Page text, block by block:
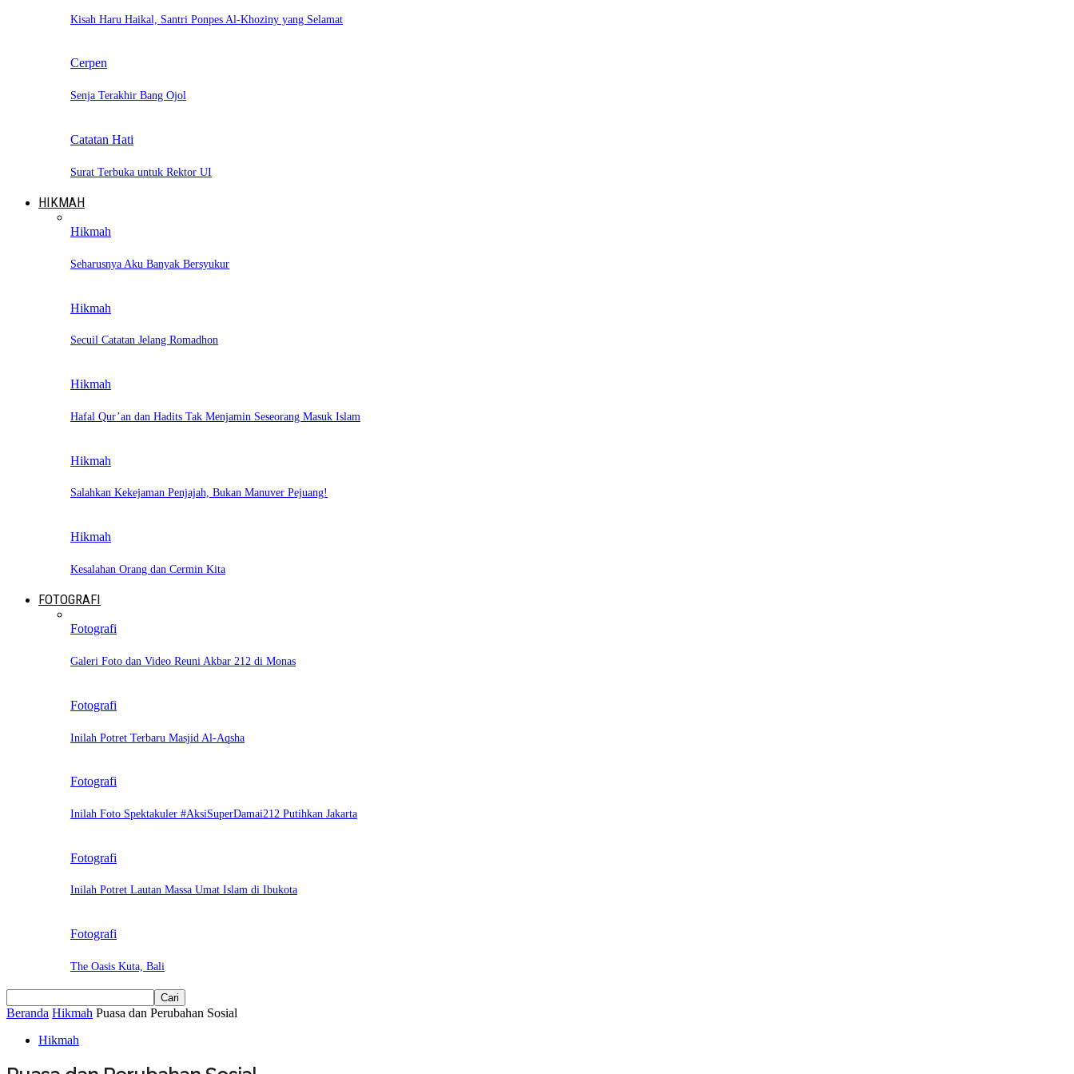
Kisah Haru Haikal, Santri Ponpes Al-Khoziny yang Selamat
Cerpen
Senja Terakhir Bang Ojol
Catatan Hati
Surat Terbuka untuk Rektor UI
HIKMAH
Hikmah
Seharusnya Aku Banyak Bersyukur
Hikmah
Secuil Catatan Jelang Romadhon
Hikmah
Hafal Qur’an dan Hadits Tak Menjamin Seseorang Masuk Islam
Hikmah
Salahkan Kekejaman Penjajah, Bukan Manuver Pejuang!
Hikmah
Kesalahan Orang dan Cermin Kita
FOTOGRAFI
Fotografi
Galeri Foto dan Video Reuni Akbar 212 di Monas
Fotografi
Inilah Potret Terbaru Masjid Al-Aqsha
Fotografi
Inilah Foto Spektakuler #AksiSuperDamai212 Putihkan Jakarta
Fotografi
Inilah Potret Lautan Massa Umat Islam di Ibukota
Fotografi
The Oasis Kuta, Bali
Beranda Hikmah Puasa dan Perubahan Sosial
Hikmah